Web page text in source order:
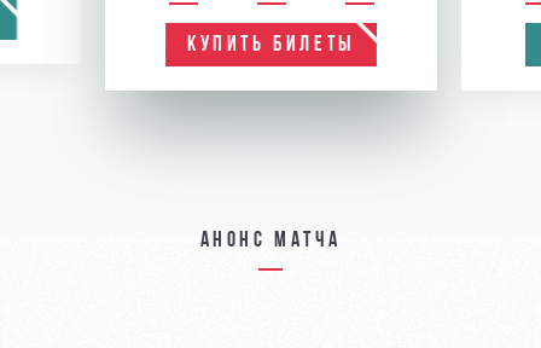
КУПИТЬ БИЛЕТЫ
Анонс матча